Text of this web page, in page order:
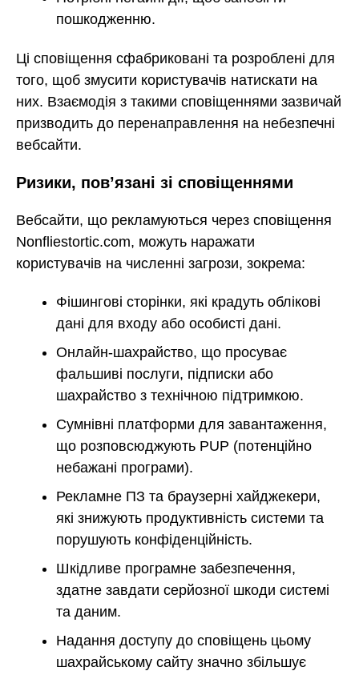
пошкодженню.
Ці сповіщення сфабриковані та розроблені для
того, щоб змусити користувачів натискати на
них. Взаємодія з такими сповіщеннями зазвичай
призводить до перенаправлення на небезпечні
вебсайти.
Ризики, пов’язані зі сповіщеннями
Вебсайти, що рекламуються через сповіщення
Nonfliestortic.com, можуть наражати
користувачів на численні загрози, зокрема:
Фішингові сторінки, які крадуть облікові
дані для входу або особисті дані.
Онлайн-шахрайство, що просуває
фальшиві послуги, підписки або
шахрайство з технічною підтримкою.
Сумнівні платформи для завантаження,
що розповсюджують PUP (потенційно
небажані програми).
Рекламне ПЗ та браузерні хайджекери,
які знижують продуктивність системи та
порушують конфіденційність.
Шкідливе програмне забезпечення,
здатне завдати серйозної шкоди системі
та даним.
Надання доступу до сповіщень цьому
шахрайському сайту значно збільшує